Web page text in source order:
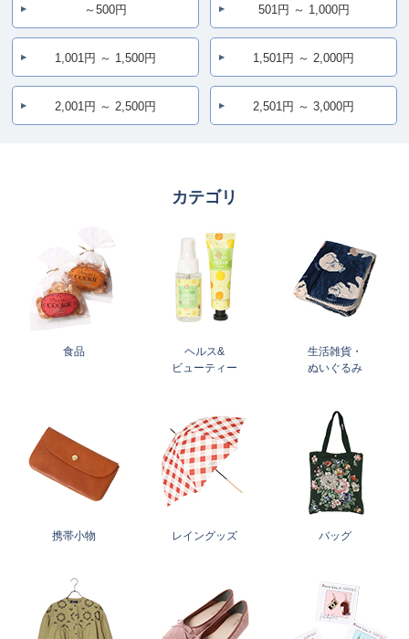
～500円 501円 ～ 1,000円
1,001円 ～ 1,500円 1,501円 ～ 2,000円
2,001円 ～ 2,500円 2,501円 ～ 3,000円
カテゴリ
食品
ヘルス&
ビューティー
生活雑貨・
ぬいぐるみ
携帯小物 レイングッズ バッグ